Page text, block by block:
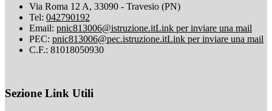
Via Roma 12 A, 33090 - Travesio (PN)
Tel: 042790192
Email: pnic813006@istruzione.itLink per inviare una mail
PEC: pnic813006@pec.istruzione.itLink per inviare una mail
C.F.: 81018050930
Sezione Link Utili